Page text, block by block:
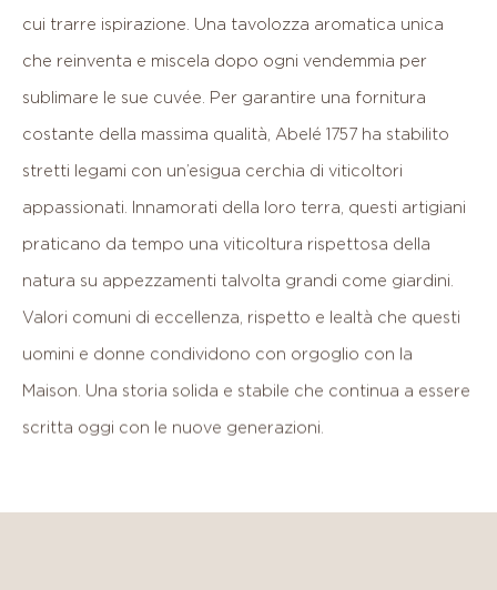
cui trarre ispirazione. Una tavolozza aromatica unica
che reinventa e miscela dopo ogni vendemmia per
sublimare le sue cuvée. Per garantire una fornitura
costante della massima qualità, Abelé 1757 ha stabilito
stretti legami con un’esigua cerchia di viticoltori
appassionati. Innamorati della loro terra, questi artigiani
praticano da tempo una viticoltura rispettosa della
natura su appezzamenti talvolta grandi come giardini.
Valori comuni di eccellenza, rispetto e lealtà che questi
uomini e donne condividono con orgoglio con la
Maison. Una storia solida e stabile che continua a essere
scritta oggi con le nuove generazioni.